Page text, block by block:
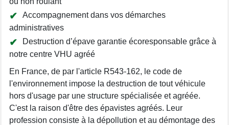
Accompagnement dans vos démarches
administratives
Destruction d’épave garantie écoresponsable grâce à
notre centre VHU agréé
En France, de par l'article R543-162, le code de
l'environnement impose la destruction de tout véhicule
hors d'usage par une structure spécialisée et agréée.
C'est la raison d'être des épavistes agréés. Leur
profession consiste à la dépollution et au démontage des